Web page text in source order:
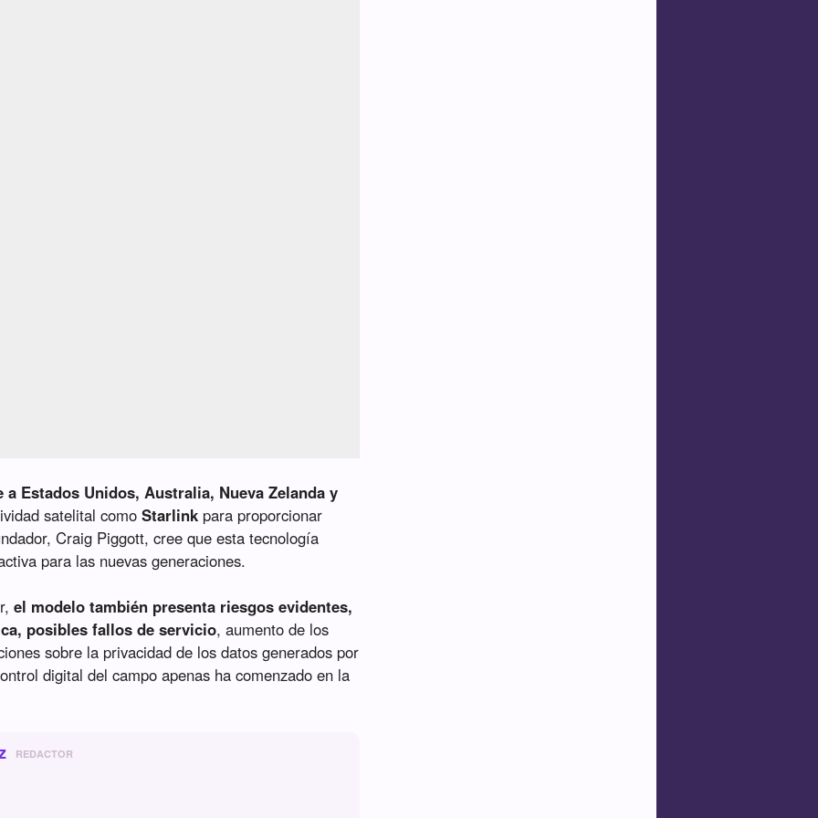
Estados Unidos, Australia, Nueva Zelanda y
satelital comoStarlink para proporcionar
Craig Piggott, cree que esta tecnología
para las nuevas generaciones.
el modelo también presenta riesgos evidentes,
posibles fallos de servicio, aumento de los
sobre la privacidad de los datos generados por
digital del campo apenas ha comenzado en la
REDACTOR